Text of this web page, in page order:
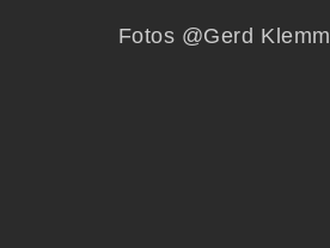
Fotos @Gerd Klemm